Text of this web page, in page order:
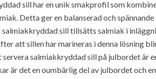
sill har en unik smakprofil som
Detta ger en balanserad och
sill tillsätts salmiak i
att sillen har marineras i denna lösning
servera salmiakkryddad sill på julbordet är
är det en oumbärlig del av julbordet och